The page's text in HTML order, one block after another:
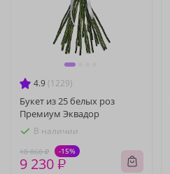
4.9 (1229)
Букет из 25 белых роз
Премиум Эквадор
В наличии
10 860 ₽ -15%
9 230 ₽